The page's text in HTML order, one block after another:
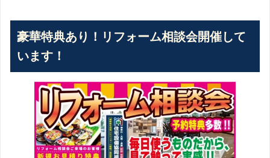
豪華特典あり！リフォーム相談会開催して
います！